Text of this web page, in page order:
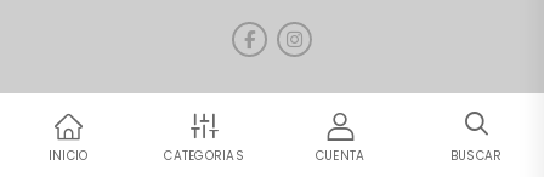
INICIO CATEGORIAS CUENTA BUSCAR